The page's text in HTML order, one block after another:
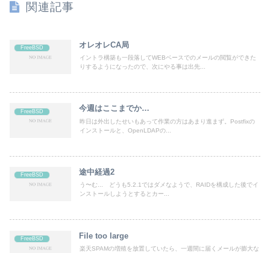
関連記事
FreeBSD オレオレCA局
イントラ構築も一段落してWEBベースでのメールの閲覧ができた
りするようになったので、次にやる事は出先...
FreeBSD 今週はここまでか…
昨日は外出したせいもあって作業の方はあまり進まず。Postfixの
インストールと、OpenLDAPの...
FreeBSD 途中経過2
う〜む... どうも5.2.1ではダメなようで、RAIDを構成した後でイ
ンストールしようとするとカー...
FreeBSD File too large
楽天SPAMの増殖を放置していたら、一週間に届くメールが膨大な